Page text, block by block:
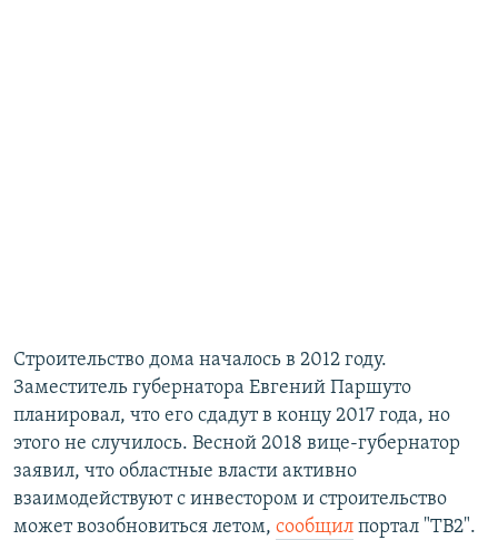
Строительство дома началось в 2012 году.
Заместитель губернатора Евгений Паршуто
планировал, что его сдадут в концу 2017 года, но
этого не случилось. Весной 2018 вице-губернатор
заявил, что областные власти активно
взаимодействуют с инвестором и строительство
может возобновиться летом, сообщил портал "ТВ2".